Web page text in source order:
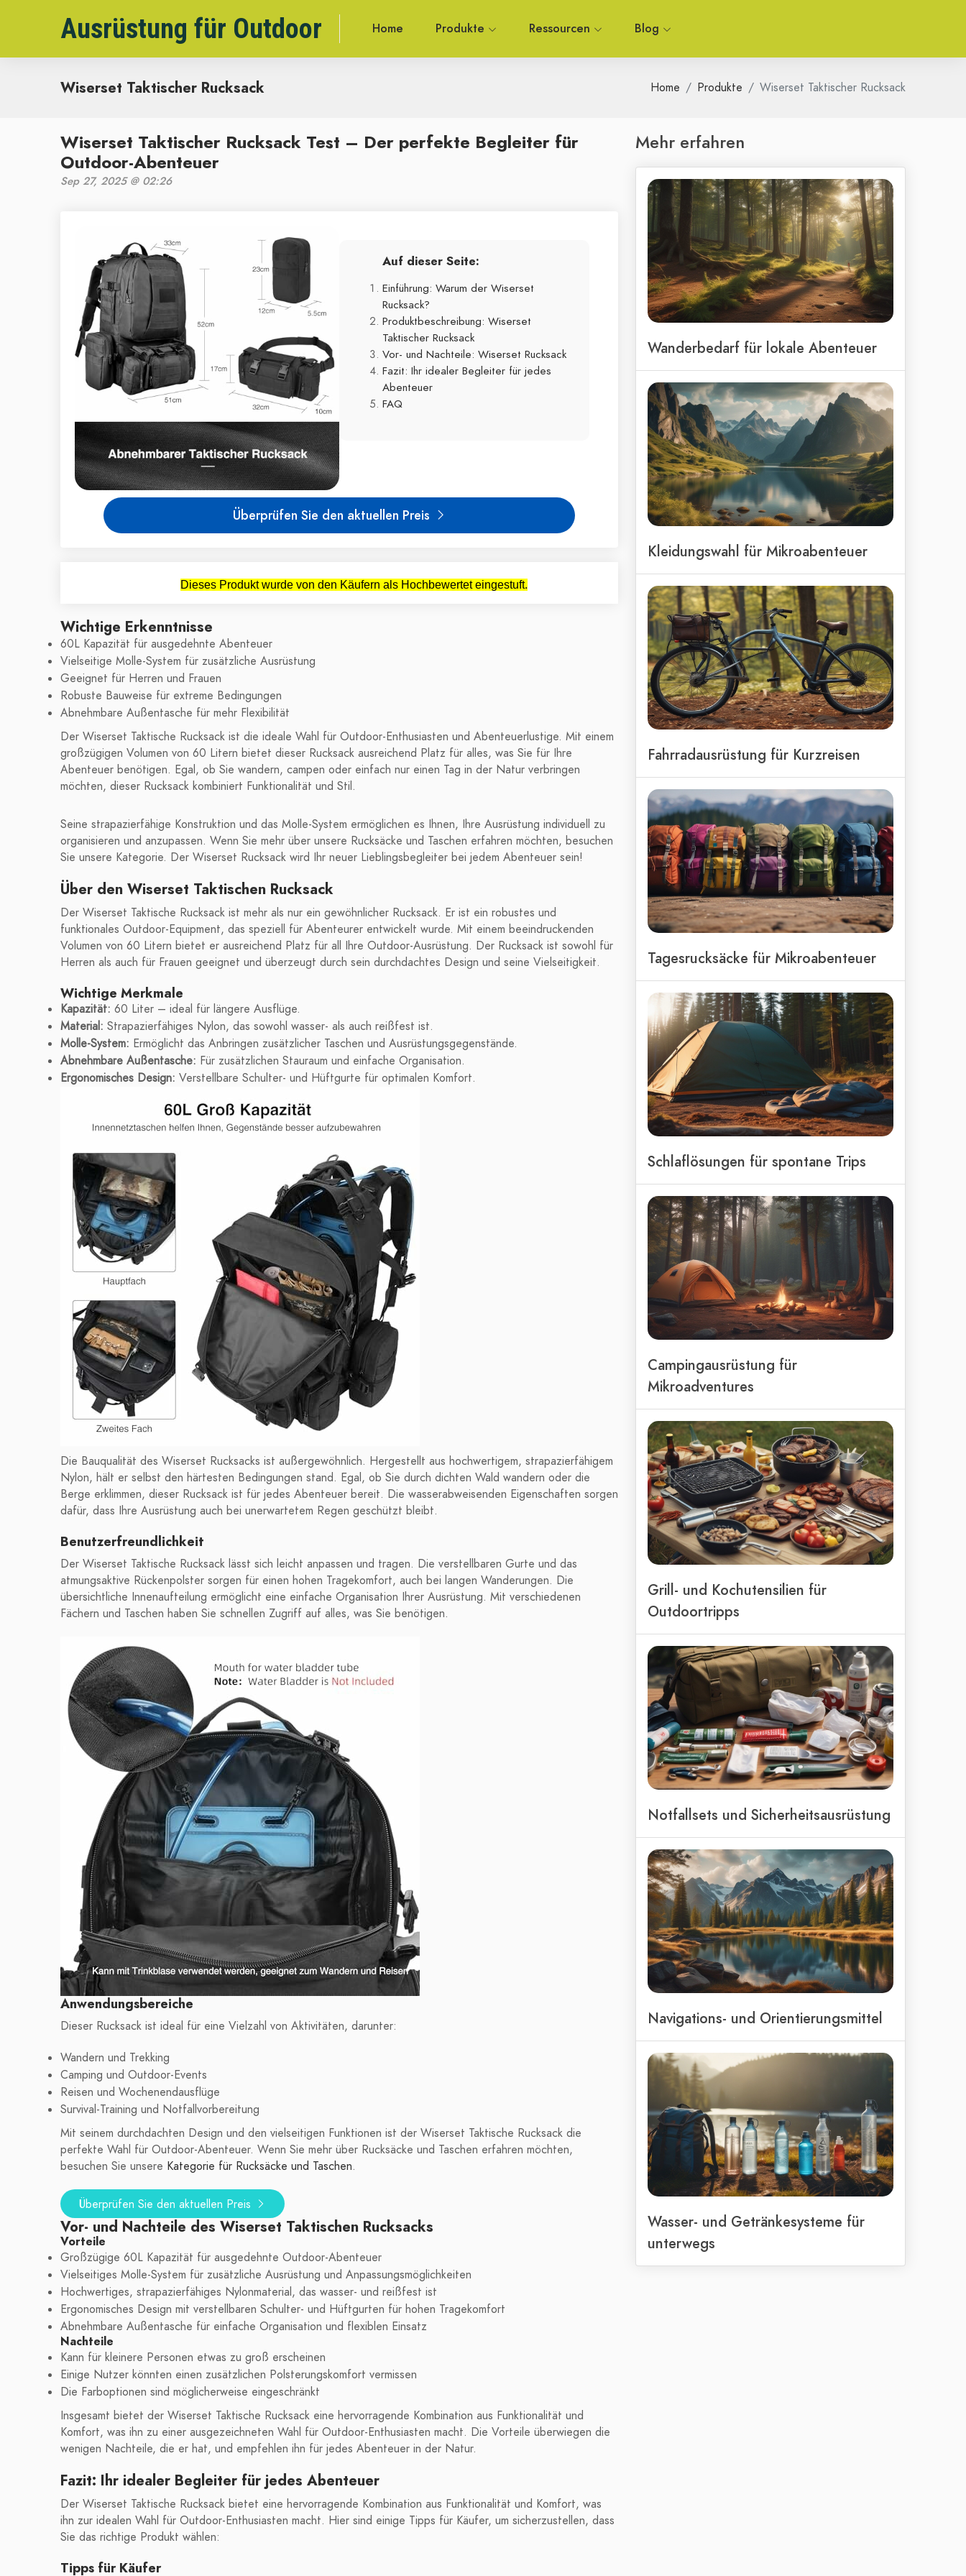
Ausrüstung für Outdoor Home Produkte Ressourcen Blog
Wiserset Taktischer Rucksack Home Produkte Wiserset Taktischer Rucksack
Wiserset Taktischer Rucksack Test – Der perfekte Begleiter für
Outdoor-Abenteuer
Sep 27, 2025 @ 02:26
Auf dieser Seite:
Einführung: Warum der Wiserset
Rucksack?
Produktbeschreibung: Wiserset
Taktischer Rucksack
Vor- und Nachteile: Wiserset Rucksack
Fazit: Ihr idealer Begleiter für jedes
Abenteuer
FAQ
Überprüfen Sie den aktuellen Preis
Dieses Produkt wurde von den Käufern als Hochbewertet eingestuft.
Wichtige Erkenntnisse
60L Kapazität für ausgedehnte Abenteuer
Vielseitige Molle-System für zusätzliche Ausrüstung
Geeignet für Herren und Frauen
Robuste Bauweise für extreme Bedingungen
Abnehmbare Außentasche für mehr Flexibilität
Der Wiserset Taktische Rucksack ist die ideale Wahl für Outdoor-Enthusiasten und Abenteuerlustige. Mit einem
großzügigen Volumen von 60 Litern bietet dieser Rucksack ausreichend Platz für alles, was Sie für Ihre
Abenteuer benötigen. Egal, ob Sie wandern, campen oder einfach nur einen Tag in der Natur verbringen
möchten, dieser Rucksack kombiniert Funktionalität und Stil.
Seine strapazierfähige Konstruktion und das Molle-System ermöglichen es Ihnen, Ihre Ausrüstung individuell zu
organisieren und anzupassen. Wenn Sie mehr über unsere Rucksäcke und Taschen erfahren möchten, besuchen
Sie unsere Kategorie. Der Wiserset Rucksack wird Ihr neuer Lieblingsbegleiter bei jedem Abenteuer sein!
Über den Wiserset Taktischen Rucksack
Der Wiserset Taktische Rucksack ist mehr als nur ein gewöhnlicher Rucksack. Er ist ein robustes und
funktionales Outdoor-Equipment, das speziell für Abenteurer entwickelt wurde. Mit einem beeindruckenden
Volumen von 60 Litern bietet er ausreichend Platz für all Ihre Outdoor-Ausrüstung. Der Rucksack ist sowohl für
Herren als auch für Frauen geeignet und überzeugt durch sein durchdachtes Design und seine Vielseitigkeit.
Wichtige Merkmale
Kapazität: 60 Liter – ideal für längere Ausflüge.
Material: Strapazierfähiges Nylon, das sowohl wasser- als auch reißfest ist.
Molle-System: Ermöglicht das Anbringen zusätzlicher Taschen und Ausrüstungsgegenstände.
Abnehmbare Außentasche: Für zusätzlichen Stauraum und einfache Organisation.
Ergonomisches Design: Verstellbare Schulter- und Hüftgurte für optimalen Komfort.
Die Bauqualität des Wiserset Rucksacks ist außergewöhnlich. Hergestellt aus hochwertigem, strapazierfähigem
Nylon, hält er selbst den härtesten Bedingungen stand. Egal, ob Sie durch dichten Wald wandern oder die
Berge erklimmen, dieser Rucksack ist für jedes Abenteuer bereit. Die wasserabweisenden Eigenschaften sorgen
dafür, dass Ihre Ausrüstung auch bei unerwartetem Regen geschützt bleibt.
Benutzerfreundlichkeit
Der Wiserset Taktische Rucksack lässt sich leicht anpassen und tragen. Die verstellbaren Gurte und das
atmungsaktive Rückenpolster sorgen für einen hohen Tragekomfort, auch bei langen Wanderungen. Die
übersichtliche Innenaufteilung ermöglicht eine einfache Organisation Ihrer Ausrüstung. Mit verschiedenen
Fächern und Taschen haben Sie schnellen Zugriff auf alles, was Sie benötigen.
Anwendungsbereiche
Dieser Rucksack ist ideal für eine Vielzahl von Aktivitäten, darunter:
Wandern und Trekking
Camping und Outdoor-Events
Reisen und Wochenendausflüge
Survival-Training und Notfallvorbereitung
Mit seinem durchdachten Design und den vielseitigen Funktionen ist der Wiserset Taktische Rucksack die
perfekte Wahl für Outdoor-Abenteuer. Wenn Sie mehr über Rucksäcke und Taschen erfahren möchten,
besuchen Sie unsere Kategorie für Rucksäcke und Taschen.
Überprüfen Sie den aktuellen Preis
Vor- und Nachteile des Wiserset Taktischen Rucksacks
Vorteile
Großzügige 60L Kapazität für ausgedehnte Outdoor-Abenteuer
Vielseitiges Molle-System für zusätzliche Ausrüstung und Anpassungsmöglichkeiten
Hochwertiges, strapazierfähiges Nylonmaterial, das wasser- und reißfest ist
Ergonomisches Design mit verstellbaren Schulter- und Hüftgurten für hohen Tragekomfort
Abnehmbare Außentasche für einfache Organisation und flexiblen Einsatz
Nachteile
Kann für kleinere Personen etwas zu groß erscheinen
Einige Nutzer könnten einen zusätzlichen Polsterungskomfort vermissen
Die Farboptionen sind möglicherweise eingeschränkt
Insgesamt bietet der Wiserset Taktische Rucksack eine hervorragende Kombination aus Funktionalität und
Komfort, was ihn zu einer ausgezeichneten Wahl für Outdoor-Enthusiasten macht. Die Vorteile überwiegen die
wenigen Nachteile, die er hat, und empfehlen ihn für jedes Abenteuer in der Natur.
Fazit: Ihr idealer Begleiter für jedes Abenteuer
Der Wiserset Taktische Rucksack bietet eine hervorragende Kombination aus Funktionalität und Komfort, was
ihn zur idealen Wahl für Outdoor-Enthusiasten macht. Hier sind einige Tipps für Käufer, um sicherzustellen, dass
Sie das richtige Produkt wählen:
Tipps für Käufer
Mehr erfahren
Wanderbedarf für lokale Abenteuer
Kleidungswahl für Mikroabenteuer
Fahrradausrüstung für Kurzreisen
Tagesrucksäcke für Mikroabenteuer
Schlaflösungen für spontane Trips
Campingausrüstung für
Mikroadventures
Grill- und Kochutensilien für
Outdoortripps
Notfallsets und Sicherheitsausrüstung
Navigations- und Orientierungsmittel
Wasser- und Getränkesysteme für
unterwegs